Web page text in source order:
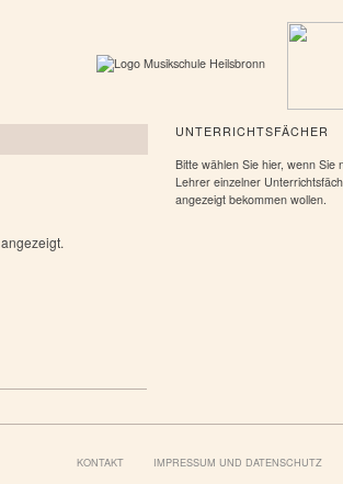
angezeigt.
UNTERRICHTSFÄCHER
Bitte wählen Sie hier, wenn Sie
Lehrer einzelner
angezeigt bekommen wollen.
KONTAKT IMPRESSUM UND DATENSCHUTZ